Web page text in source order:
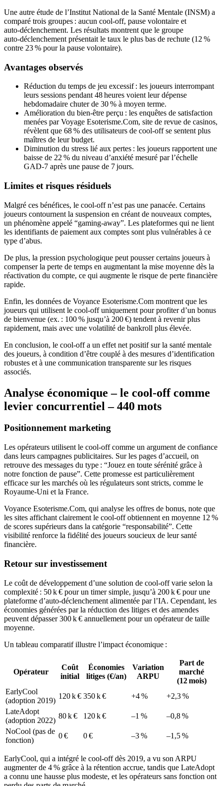
Une autre étude de l’Institut National de la Santé Mentale (INSM) a
comparé trois groupes : aucun cool‑off, pause volontaire et
auto‑déclenchement. Les résultats montrent que le groupe
auto‑déclenchement présentait le taux le plus bas de rechute (12 %
contre 23 % pour la pause volontaire).
Avantages observés
Réduction du temps de jeu excessif : les joueurs interrompant
leurs sessions pendant 48 heures voient leur dépense
hebdomadaire chuter de 30 % à moyen terme.
Amélioration du bien‑être perçu : les enquêtes de satisfaction
menées par Voyage Esoterisme.Com, site de revue de casinos,
révèlent que 68 % des utilisateurs de cool‑off se sentent plus
maîtres de leur budget.
Diminution du stress lié aux pertes : les joueurs rapportent une
baisse de 22 % du niveau d’anxiété mesuré par l’échelle
GAD‑7 après une pause de 7 jours.
Limites et risques résiduels
Malgré ces bénéfices, le cool‑off n’est pas une panacée. Certains
joueurs contournent la suspension en créant de nouveaux comptes,
un phénomène appelé “gaming‑away”. Les plateformes qui ne lient
les identifiants de paiement aux comptes sont plus vulnérables à ce
type d’abus.
De plus, la pression psychologique peut pousser certains joueurs à
compenser la perte de temps en augmentant la mise moyenne dès la
réactivation du compte, ce qui augmente le risque de perte financière
rapide.
Enfin, les données de Voyance Esoterisme.Com montrent que les
joueurs qui utilisent le cool‑off uniquement pour profiter d’un bonus
de bienvenue (ex. : 100 % jusqu’à 200 €) tendent à revenir plus
rapidement, mais avec une volatilité de bankroll plus élevée.
En conclusion, le cool‑off a un effet net positif sur la santé mentale
des joueurs, à condition d’être couplé à des mesures d’identification
robustes et à une communication transparente sur les risques
associés.
Analyse économique – le cool‑off comme
levier concurrentiel – 440 mots
Positionnement marketing
Les opérateurs utilisent le cool‑off comme un argument de confiance
dans leurs campagnes publicitaires. Sur les pages d’accueil, on
retrouve des messages du type : “Jouez en toute sérénité grâce à
notre fonction de pause”. Cette promesse est particulièrement
efficace sur les marchés où les régulateurs sont stricts, comme le
Royaume-Uni et la France.
Voyance Esoterisme.Com, qui analyse les offres de bonus, note que
les sites affichant clairement le cool‑off obtiennent en moyenne 12 %
de scores supérieurs dans la catégorie “responsabilité”. Cette
visibilité renforce la fidélité des joueurs soucieux de leur santé
financière.
Retour sur investissement
Le coût de développement d’une solution de cool‑off varie selon la
complexité : 50 k € pour un timer simple, jusqu’à 200 k € pour une
plateforme d’auto‑déclenchement alimentée par l’IA. Cependant, les
économies générées par la réduction des litiges et des amendes
peuvent dépasser 300 k € annuellement pour un opérateur de taille
moyenne.
Un tableau comparatif illustre l’impact économique :
Opérateur
Coût
initial
Économies
litiges (€/an)
Variation
ARPU
Part de
marché
(12 mois)
EarlyCool
(adoption 2019)
120 k € 350 k € +4 %
+2,3 %
LateAdopt
(adoption 2022)
80 k € 120 k € –1 %
–0,8 %
NoCool (pas de
fonction)
0 € 0 € –3 % –1,5 %
EarlyCool, qui a intégré le cool‑off dès 2019, a vu son ARPU
augmenter de 4 % grâce à la rétention accrue, tandis que LateAdopt
a connu une hausse plus modeste, et les opérateurs sans fonction ont